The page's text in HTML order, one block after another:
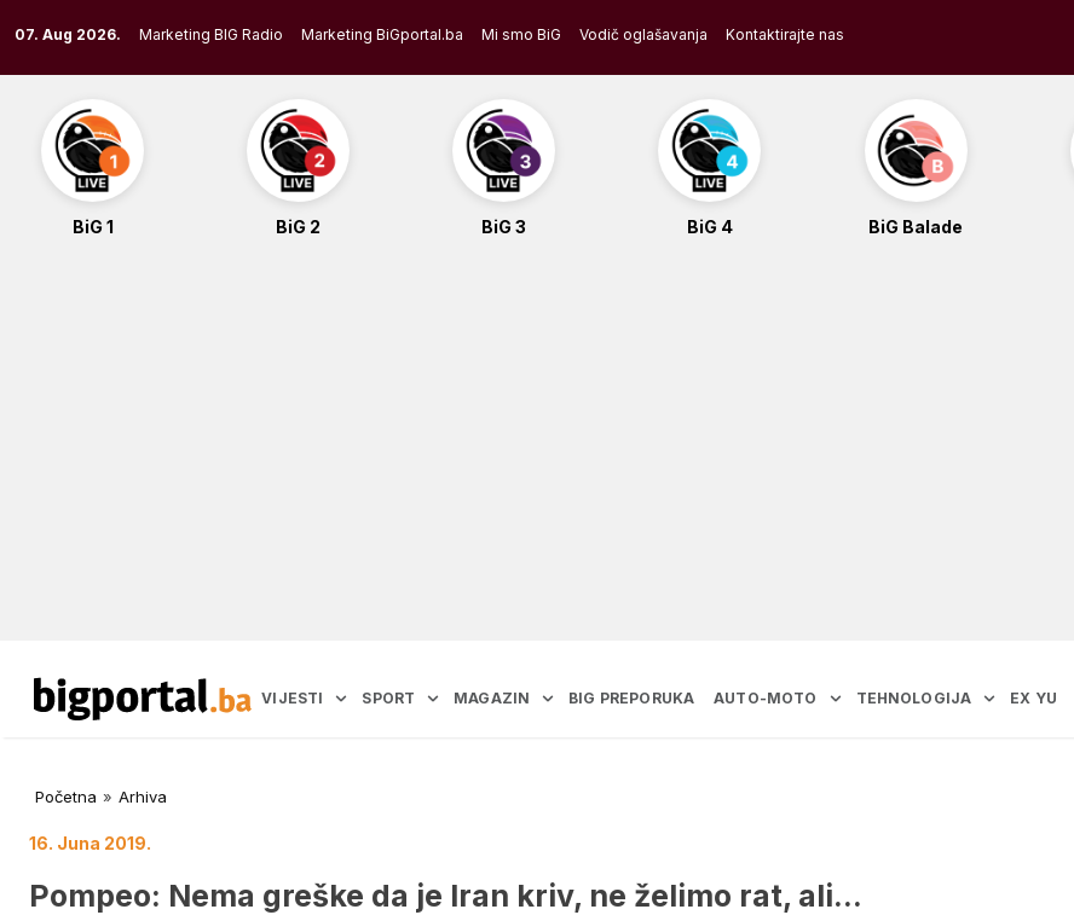
to
content
07. Aug 2026. Marketing BIG Radio Marketing BiGportal.ba Mi smo BiG Vodič oglašavanja Kontaktirajte nas
BiG 1 BiG 2 BiG 3 BiG 4 BiG Balade
VIJESTI SPORT MAGAZIN BIG PREPORUKA AUTO-MOTO TEHNOLOGIJA EX YU
Početna » Arhiva
16. Juna 2019.
Pompeo: Nema greške da je Iran kriv, ne želimo rat, ali…